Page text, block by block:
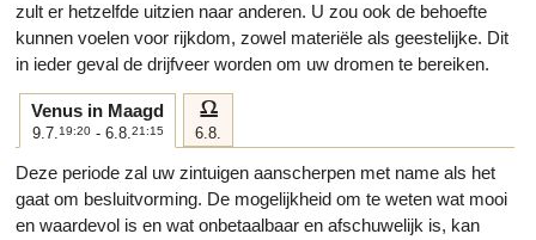
zult er hetzelfde uitzien naar anderen. U zou ook de behoefte
kunnen voelen voor rijkdom, zowel materiële als geestelijke. Dit
in ieder geval de drijfveer worden om uw dromen te bereiken.
Venus in Maagd
9.7.19:20- 6.8.21:15
g
6.8.
Deze periode zal uw zintuigen aanscherpen met name als het
gaat om besluitvorming. De mogelijkheid om te weten wat mooi
en waardevol is en wat onbetaalbaar en afschuwelijk is, kan